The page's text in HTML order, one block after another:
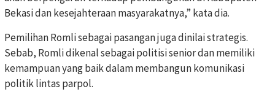
Bekasi dan kesejahteraan masyarakatnya,” kata dia.
Pemilihan Romli sebagai pasangan juga dinilai strategis.
Sebab, Romli dikenal sebagai politisi senior dan memiliki
kemampuan yang baik dalam membangun komunikasi
politik lintas parpol.